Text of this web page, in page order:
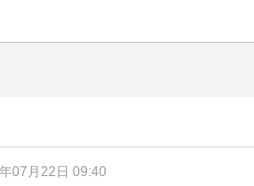
07月22日 09:40